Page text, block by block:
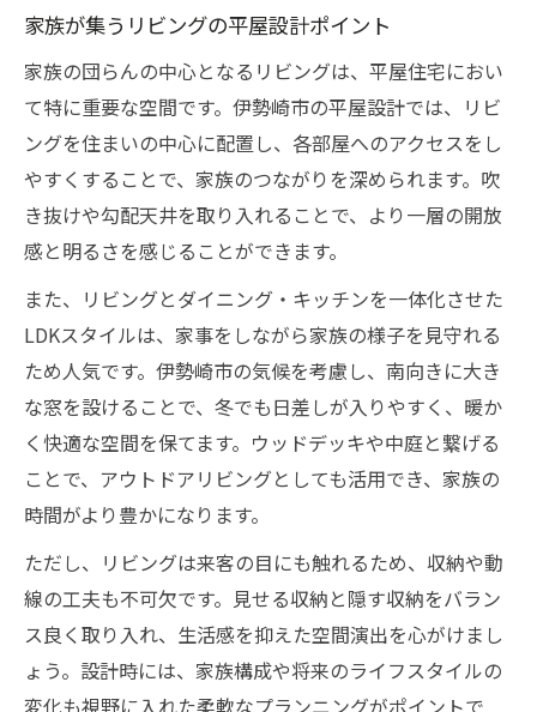
家族が集うリビングの平屋設計ポイント
家族の団らんの中心となるリビングは、平屋住宅におい
て特に重要な空間です。伊勢崎市の平屋設計では、リビ
ングを住まいの中心に配置し、各部屋へのアクセスをし
やすくすることで、家族のつながりを深められます。吹
き抜けや勾配天井を取り入れることで、より一層の開放
感と明るさを感じることができます。
また、リビングとダイニング・キッチンを一体化させた
LDKスタイルは、家事をしながら家族の様子を見守れる
ため人気です。伊勢崎市の気候を考慮し、南向きに大き
な窓を設けることで、冬でも日差しが入りやすく、暖か
く快適な空間を保てます。ウッドデッキや中庭と繋げる
ことで、アウトドアリビングとしても活用でき、家族の
時間がより豊かになります。
ただし、リビングは来客の目にも触れるため、収納や動
線の工夫も不可欠です。見せる収納と隠す収納をバラン
ス良く取り入れ、生活感を抑えた空間演出を心がけまし
ょう。設計時には、家族構成や将来のライフスタイルの
変化も視野に入れた柔軟なプランニングがポイントで